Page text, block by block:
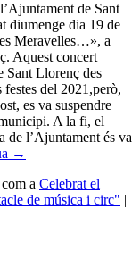
de Sant
diumenge dia 19 de
Meravelles…», a
Aquest concert
Sant Llorenç des
festes del 2021,però,
es va suspendre
A la fi, el
de l’Ajuntament és va
→
a Celebrat el
de música i circ" |